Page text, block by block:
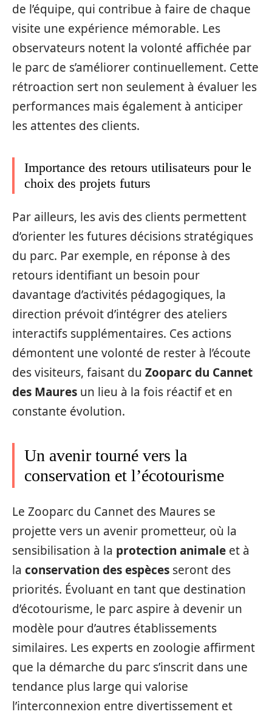
de l’équipe, qui contribue à faire de chaque
visite une expérience mémorable. Les
observateurs notent la volonté affichée par
le parc de s’améliorer continuellement. Cette
rétroaction sert non seulement à évaluer les
performances mais également à anticiper
les attentes des clients.
Importance des retours utilisateurs pour le
choix des projets futurs
Par ailleurs, les avis des clients permettent
d’orienter les futures décisions stratégiques
du parc. Par exemple, en réponse à des
retours identifiant un besoin pour
davantage d’activités pédagogiques, la
direction prévoit d’intégrer des ateliers
interactifs supplémentaires. Ces actions
démontent une volonté de rester à l’écoute
des visiteurs, faisant du Zooparc du Cannet
des Maures un lieu à la fois réactif et en
constante évolution.
Un avenir tourné vers la
conservation et l’écotourisme
Le Zooparc du Cannet des Maures se
projette vers un avenir prometteur, où la
sensibilisation à la protection animale et à
la conservation des espèces seront des
priorités. Évoluant en tant que destination
d’écotourisme, le parc aspire à devenir un
modèle pour d’autres établissements
similaires. Les experts en zoologie affirment
que la démarche du parc s’inscrit dans une
tendance plus large qui valorise
l’interconnexion entre divertissement et